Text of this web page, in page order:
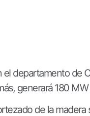
departamento de
generará 180
de la